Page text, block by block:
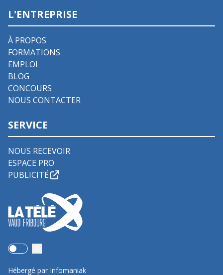
L'ENTREPRISE
À PROPOS
FORMATIONS
EMPLOI
BLOG
CONCOURS
NOUS CONTACTER
SERVICE
NOUS RECEVOIR
ESPACE PRO
PUBLICITÉ
Use setting
Hébergé par Infomaniak